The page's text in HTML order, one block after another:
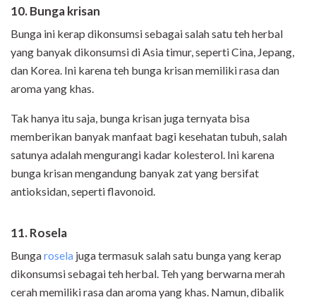
10. Bunga krisan
Bunga ini kerap dikonsumsi sebagai salah satu teh herbal
yang banyak dikonsumsi di Asia timur, seperti Cina, Jepang,
dan Korea. Ini karena teh bunga krisan memiliki rasa dan
aroma yang khas.
Tak hanya itu saja, bunga krisan juga ternyata bisa
memberikan banyak manfaat bagi kesehatan tubuh, salah
satunya adalah mengurangi kadar kolesterol. Ini karena
bunga krisan mengandung banyak zat yang bersifat
antioksidan, seperti flavonoid.
11. Rosela
Bungarosela juga termasuk salah satu bunga yang kerap
dikonsumsi sebagai teh herbal. Teh yang berwarna merah
cerah memiliki rasa dan aroma yang khas. Namun, dibalik